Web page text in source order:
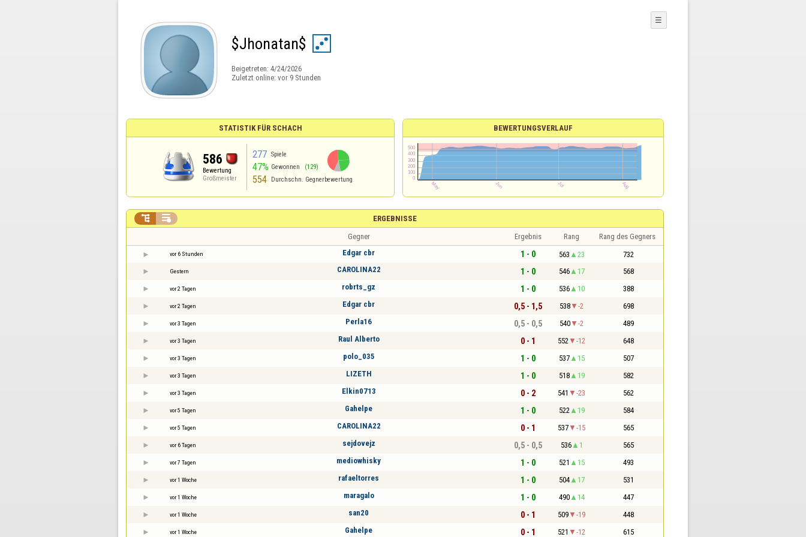
$Jhonatan$
Beigetreten: 4/24/2026
Zuletzt online: vor 9 Stunden
☰
STATISTIK FÜR SCHACH
586
Bewertung
Großmeister
277 Spiele
47% Gewonnen (129)
554 Durchschn. Gegnerbewertung
BEWERTUNGSVERLAUF
ERGEBNISSE
 
Gegner Ergebnis Rang Rang des Gegners
vor 6 Stunden Edgar cbr 1 - 0 563 23 732
Gestern CAROLINA22 1 - 0 546 17 568
vor 2 Tagen robrts_gz 1 - 0 536 10 388
vor 2 Tagen Edgar cbr 0,5 - 1,5 538 -2 698
vor 3 Tagen Perla16 0,5 - 0,5 540 -2 489
vor 3 Tagen Raul Alberto 0 - 1 552 -12 648
vor 3 Tagen polo_035 1 - 0 537 15 507
vor 3 Tagen LIZETH 1 - 0 518 19 582
vor 3 Tagen Elkin0713 0 - 2 541 -23 562
vor 5 Tagen Gahelpe 1 - 0 522 19 584
vor 5 Tagen CAROLINA22 0 - 1 537 -15 565
vor 6 Tagen sejdovejz 0,5 - 0,5 536 1 565
vor 7 Tagen mediowhisky 1 - 0 521 15 493
vor 1 Woche rafaeltorres 1 - 0 504 17 531
vor 1 Woche maragalo 1 - 0 490 14 447
vor 1 Woche san20 0 - 1 509 -19 448
vor 1 Woche Gahelpe 0 - 1 521 -12 615